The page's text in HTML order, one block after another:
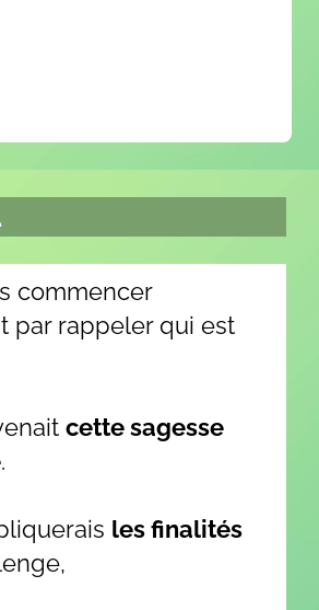
commencer
par rappeler qui est
cette sagesse
.
les finalités